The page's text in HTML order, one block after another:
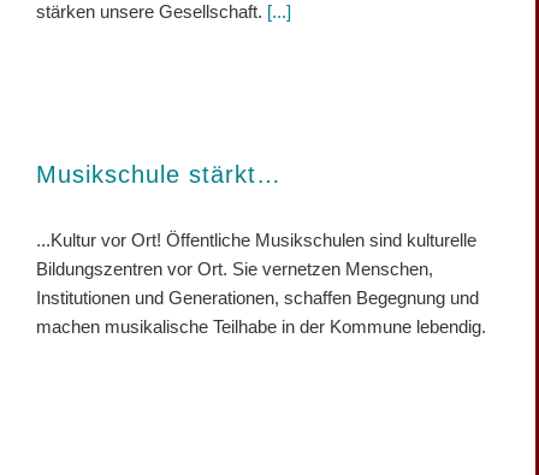
stärken unsere Gesellschaft. [...]
Musikschule stärkt…
...Kultur vor Ort! Öffentliche Musikschulen sind kulturelle
Bildungszentren vor Ort. Sie vernetzen Menschen,
Institutionen und Generationen, schaffen Begegnung und
machen musikalische Teilhabe in der Kommune lebendig.